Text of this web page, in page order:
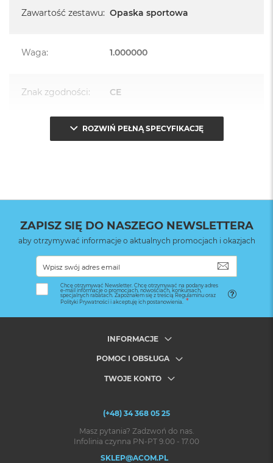
Zawartość zestawu: Opaska sportowa
Waga: 1.000000
Znak zgodności: CE
Opakowanie
(pudełko):
Serwisowe
ROZWIŃ PEŁNĄ SPECYFIKACJĘ
ZAPISZ SIĘ DO NASZEGO NEWSLETTERA
aby otrzymywać informacje o aktualnych promocjach i okazjach
Chcę otrzymywać Newsletter. Chcę otrzymywać na podany adres
e-mail informacje o promocjach, nowościach, konkursach,
specjalnych rabatach. Zapoznałem się z treścią Regulaminu oraz
Polityki Prywatności i akceptuję ich postanowienia.
INFORMACJE
POMOC I OBSŁUGA
TWOJE KONTO
(+48) 34 368 05 25
Masz pytania? Zadzwoń do nas.
Infolinia czynna PN-PT 9.00 - 17.00
SKLEP@ACOM.PL